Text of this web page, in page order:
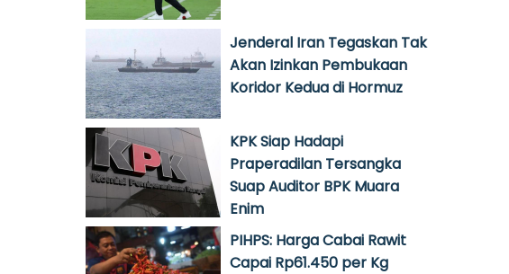
Jenderal Iran Tegaskan Tak
Akan Izinkan Pembukaan
Koridor Kedua di Hormuz
KPK Siap Hadapi
Praperadilan Tersangka
Suap Auditor BPK Muara
Enim
PIHPS: Harga Cabai Rawit
Capai Rp61.450 per Kg